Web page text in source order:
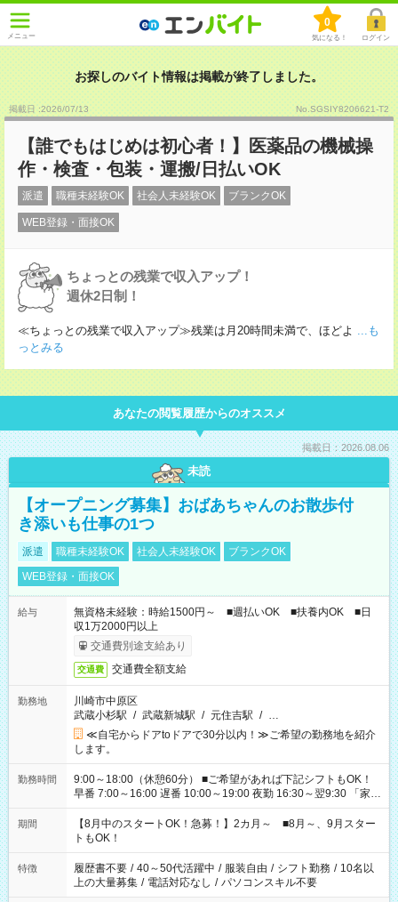
メニュー
0
気になる！ ログイン
お探しのバイト情報は掲載が終了しました。
掲載日 :2026/07/13 No.SGSIY8206621-T2
【誰でもはじめは初心者！】医薬品の機械操
作・検査・包装・運搬/日払いOK
派遣 職種未経験OK 社会人未経験OK ブランクOK
WEB登録・面接OK
ちょっとの残業で収入アップ！
週休2日制！
≪ちょっとの残業で収入アップ≫残業は月20時間未満で、ほどよ ...も
っとみる
あなたの閲覧履歴からのオススメ
掲載日：2026.08.06
未読
【オープニング募集】おばあちゃんのお散歩付
き添いも仕事の1つ
派遣 職種未経験OK 社会人未経験OK
ブランクOK
WEB登録・面接OK
給与
無資格未経験：時給1500円～ ■週払いOK ■扶養内OK ■日
収1万2000円以上
交通費別途支給あり
交通費 交通費全額支給
勤務地
川崎市中原区
武蔵小杉駅 / 武蔵新城駅 / 元住吉駅 / …
≪自宅からドアtoドアで30分以内！≫ご希望の勤務地を紹介
します。
勤務時間
9:00～18:00（休憩60分） ■ご希望があれば下記シフトもOK！
早番 7:00～16:00 遅番 10:00～19:00 夜勤 16:30～翌9:30 「家族
と休みを合わせたい」 「余裕を持って夕飯の準備がしたい」
「できれば残業はしたくない」 など、ご希望を教えてください
ね。 ※Wワーク希望の方へ 今ご覧のお仕事で希望する勤務時間
と、もう1つのお仕事の勤務時間。 合計で週40時間を超える場
合は応募できません。
期間
【8月中のスタートOK！急募！】2カ月～ ■8月～、9月スター
トもOK！
特徴 履歴書不要 / 40～50代活躍中 / 服装自由 / シフト勤務 / 10名以
上の大量募集 / 電話対応なし / パソコンスキル不要